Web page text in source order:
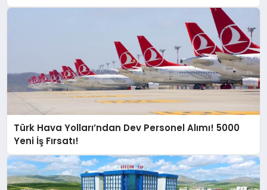
Türk Hava Yolları’ndan Dev Personel Alımı! 5000
Yeni İş Fırsatı!